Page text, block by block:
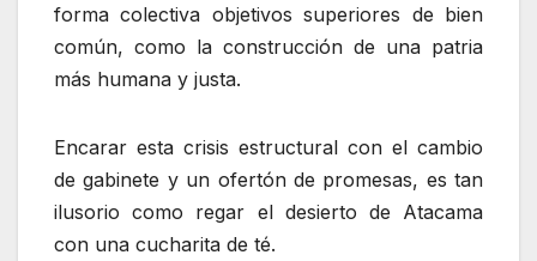
forma colectiva objetivos superiores de bien
común, como la construcción de una patria
más humana y justa.
Encarar esta crisis estructural con el cambio
de gabinete y un ofertón de promesas, es tan
ilusorio como regar el desierto de Atacama
con una cucharita de té.